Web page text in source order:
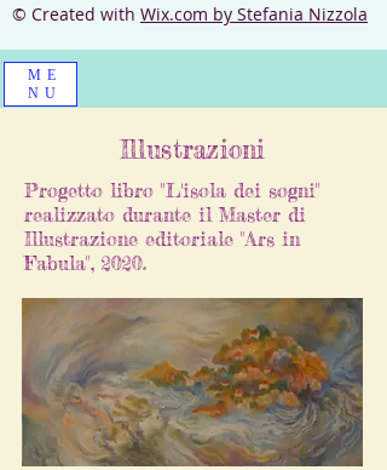
© Created with Wix.com by Stefania Nizzola
ME
NU
Illustrazioni
Progetto libro "L'isola dei sogni"
realizzato durante il Master di
Illustrazione editoriale "Ars in
Fabula", 2020.